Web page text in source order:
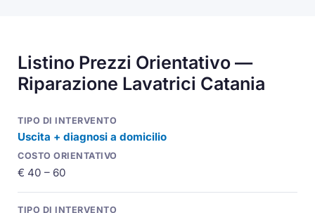
Listino Prezzi Orientativo —
Riparazione Lavatrici Catania
Uscita + diagnosi a domicilio
€ 40 – 60